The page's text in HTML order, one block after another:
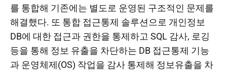
를 통합해 기존에는 별도로 운영된 구조적인 문제를
해결했다. 또 통합 접근통제 솔루션으로 개인정보
DB에 대한 접근과 권한을 통제하고 SQL 감사, 로깅
등을 통해 정보 유출을 차단하는 DB 접근통제 기능
과 운영체제(OS) 작업을 감사 통제해 정보유출을 차